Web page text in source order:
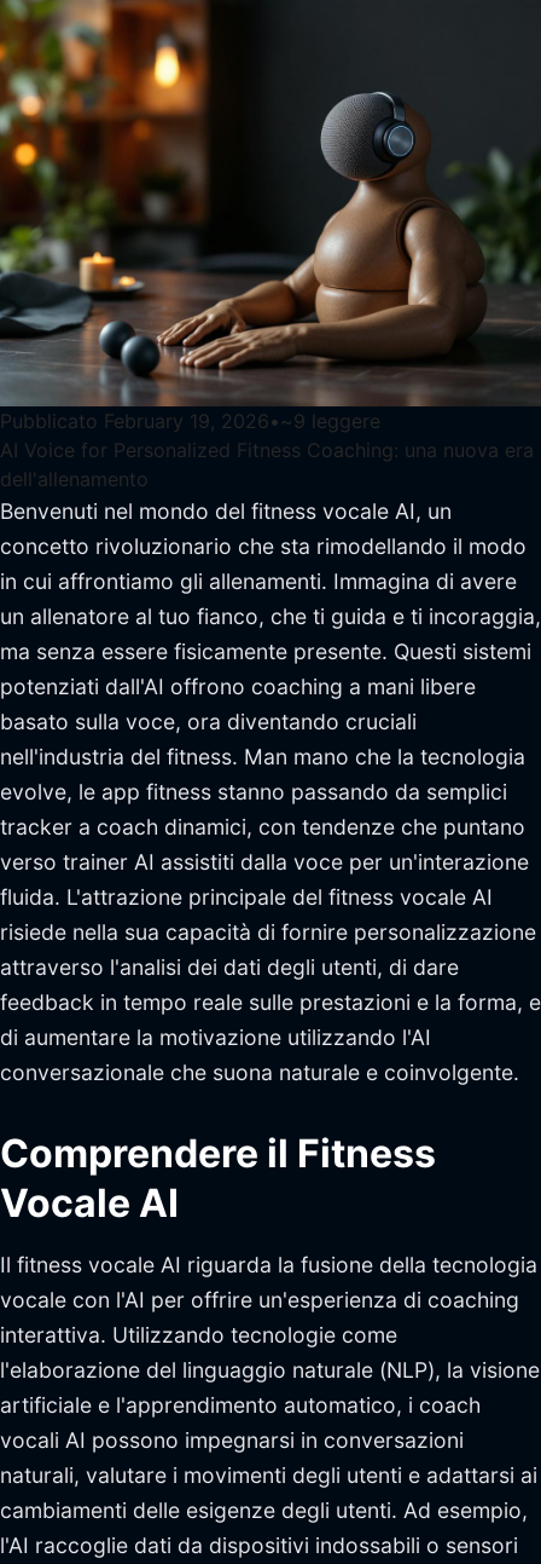
Pubblicato February 19, 2026• ~9 leggere
AI Voice for Personalized Fitness Coaching: una nuova era
dell'allenamento
Benvenuti nel mondo del fitness vocale AI, un
concetto rivoluzionario che sta rimodellando il modo
in cui affrontiamo gli allenamenti. Immagina di avere
un allenatore al tuo fianco, che ti guida e ti incoraggia,
ma senza essere fisicamente presente. Questi sistemi
potenziati dall'AI offrono coaching a mani libere
basato sulla voce, ora diventando cruciali
nell'industria del fitness. Man mano che la tecnologia
evolve, le app fitness stanno passando da semplici
tracker a coach dinamici, con tendenze che puntano
verso trainer AI assistiti dalla voce per un'interazione
fluida. L'attrazione principale del fitness vocale AI
risiede nella sua capacità di fornire personalizzazione
attraverso l'analisi dei dati degli utenti, di dare
feedback in tempo reale sulle prestazioni e la forma, e
di aumentare la motivazione utilizzando l'AI
conversazionale che suona naturale e coinvolgente.
Comprendere il Fitness
Vocale AI
Il fitness vocale AI riguarda la fusione della tecnologia
vocale con l'AI per offrire un'esperienza di coaching
interattiva. Utilizzando tecnologie come
l'elaborazione del linguaggio naturale (NLP), la visione
artificiale e l'apprendimento automatico, i coach
vocali AI possono impegnarsi in conversazioni
naturali, valutare i movimenti degli utenti e adattarsi ai
cambiamenti delle esigenze degli utenti. Ad esempio,
l'AI raccoglie dati da dispositivi indossabili o sensori